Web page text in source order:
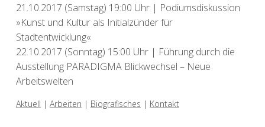
21.10.2017 (Samstag) 19:00 Uhr | Podiumsdiskussion
»Kunst und Kultur als Initialzünder für
Stadtentwicklung«
22.10.2017 (Sonntag) 15:00 Uhr | Führung durch die
Ausstellung PARADIGMA Blickwechsel – Neue
Arbeitswelten
Aktuell | Arbeiten | Biografisches | Kontakt